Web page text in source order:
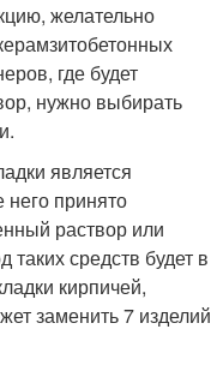
желательно
где будет
нужно выбирать
является
принято
раствор или
таких средств будет в
кирпичей,
заменить 7 изделий